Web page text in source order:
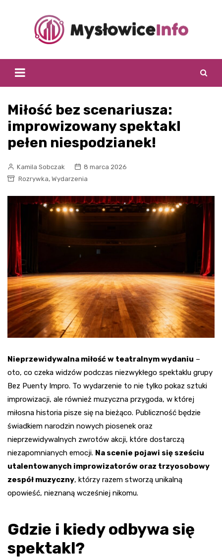
Miłość bez scenariusza:
improwizowany spektakl
pełen niespodzianek!
Kamila Sobczak
8 marca 2026
Rozrywka, Wydarzenia
Nieprzewidywalna miłość w teatralnym wydaniu –
oto, co czeka widzów podczas niezwykłego spektaklu grupy
Bez Puenty Impro. To wydarzenie to nie tylko pokaz sztuki
improwizacji, ale również muzyczna przygoda, w której
miłosna historia pisze się na bieżąco. Publiczność będzie
świadkiem narodzin nowych piosenek oraz
nieprzewidywalnych zwrotów akcji, które dostarczą
niezapomnianych emocji. Na scenie pojawi się sześciu
utalentowanych improwizatorów oraz trzyosobowy
zespół muzyczny, którzy razem stworzą unikalną
opowieść, nieznaną wcześniej nikomu.
Gdzie i kiedy odbywa się
spektakl?